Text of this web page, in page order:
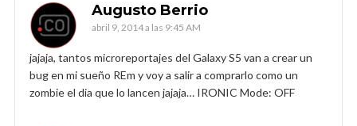
Augusto Berrio
abril 9, 2014 a las 9:45 AM
jajaja, tantos microreportajes del Galaxy S5 van a crear un
bug en mi sueño REm y voy a salir a comprarlo como un
zombie el dia que lo lancen jajaja… IRONIC Mode: OFF